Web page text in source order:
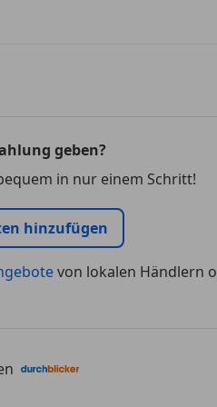
geben?
in nur einem Schritt!
hinzufügen
von lokalen Händlern
durchblicker.at